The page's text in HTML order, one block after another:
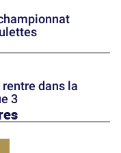
dans la
3